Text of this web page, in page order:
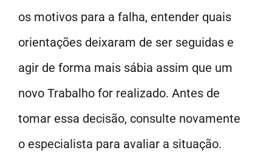
os motivos para a falha, entender quais
orientações deixaram de ser seguidas e
agir de forma mais sábia assim que um
novo Trabalho for realizado. Antes de
tomar essa decisão, consulte novamente
o especialista para avaliar a situação.